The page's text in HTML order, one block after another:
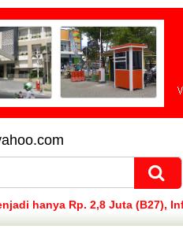
hanya Rp. 2,8 Juta (B27),